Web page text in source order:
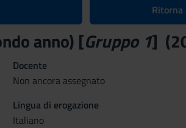
anno) [Gruppo 1]
Docente
Non ancora assegnato
Lingua di erogazione
Italiano